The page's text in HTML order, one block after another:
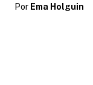
Por Ema Holguin